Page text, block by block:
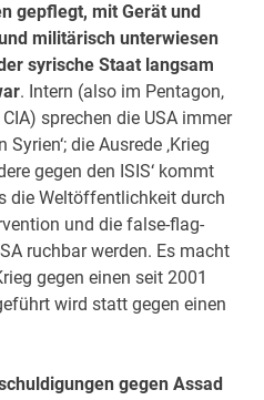
gepflegt, mit Gerät und
militärisch unterwiesen
syrische Staat langsam
. Intern (also im Pentagon,
sprechen die USA immer
die Ausrede ‚Krieg
gegen den ISIS‘ kommt
die Weltöffentlichkeit durch
und die false-flag-
ruchbar werden. Es macht
gegen einen seit 2001
wird statt gegen einen
gegen Assad